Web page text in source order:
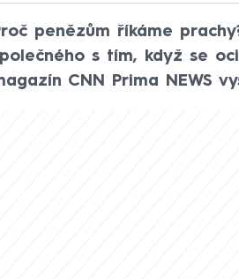
penězům říkáme
s tím, když se
CNN Prima NEWS